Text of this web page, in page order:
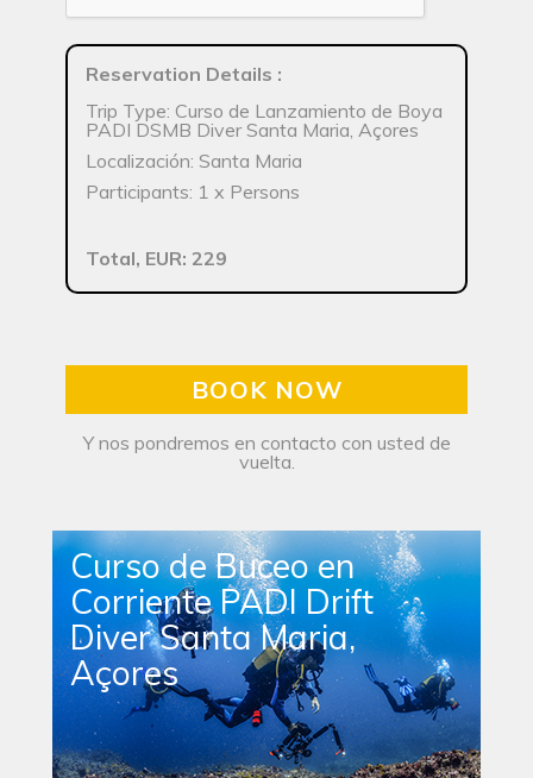
Reservation Details :
Trip Type: Curso de Lanzamiento de Boya
PADI DSMB Diver Santa Maria, Açores
Localización: Santa Maria
Participants: 1 x Persons
Total, EUR: 229
BOOK NOW
Y nos pondremos en contacto con usted de
vuelta.
Curso de Buceo en
Corriente PADI Drift
Diver Santa Maria,
Açores